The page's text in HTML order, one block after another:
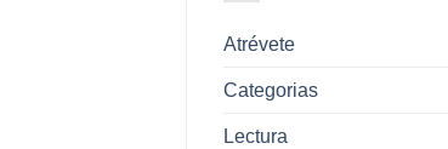
Atrévete
Categorias
Lectura